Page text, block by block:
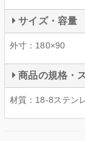
サイズ・容量
外寸：180×90
商品の規格・
材質：18-8ステン